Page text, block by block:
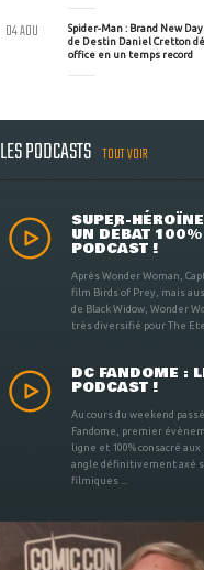
Spider-Man : Brand New
de Destin Daniel Cretton
office en un temps record
04 AOU
LES PODCASTS TOUT VOIR
SUPER-
UN DÉBAT
PODCAST !
Après Wonder Woman,
film Birds of Prey, mais
de Black Widow, Wonder
très diversifié pour The
DC FANDOME :
PODCAST !
Au cours du weekend
Fandome, premier
ligne et 100% consacré
angle définitivement axé
filmiques ...